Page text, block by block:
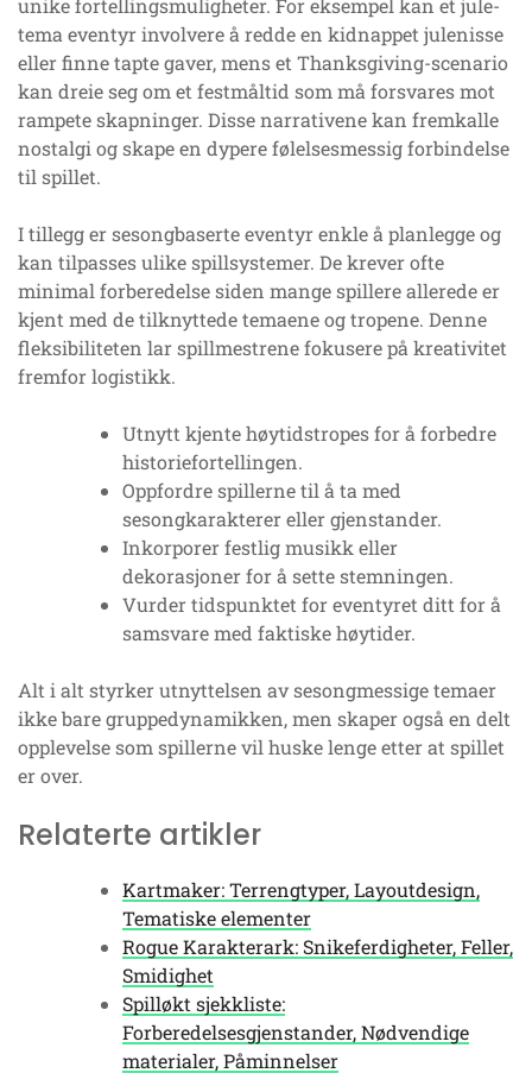
tema eventyr involvere å redde en kidnappet julenisse
eller finne tapte gaver, mens et Thanksgiving-scenario
kan dreie seg om et festmåltid som må forsvares mot
rampete skapninger. Disse narrativene kan fremkalle
nostalgi og skape en dypere følelsesmessig forbindelse
til spillet.
I tillegg er sesongbaserte eventyr enkle å planlegge og
kan tilpasses ulike spillsystemer. De krever ofte
minimal forberedelse siden mange spillere allerede er
kjent med de tilknyttede temaene og tropene. Denne
fleksibiliteten lar spillmestrene fokusere på kreativitet
fremfor logistikk.
Utnytt kjente høytidstropes for å forbedre
historiefortellingen.
Oppfordre spillerne til å ta med
sesongkarakterer eller gjenstander.
Inkorporer festlig musikk eller
dekorasjoner for å sette stemningen.
Vurder tidspunktet for eventyret ditt for å
samsvare med faktiske høytider.
Alt i alt styrker utnyttelsen av sesongmessige temaer
ikke bare gruppedynamikken, men skaper også en delt
opplevelse som spillerne vil huske lenge etter at spillet
er over.
Relaterte artikler
Kartmaker: Terrengtyper, Layoutdesign,
Tematiske elementer
Rogue Karakterark: Snikeferdigheter, Feller,
Smidighet
Spilløkt sjekkliste:
Forberedelsesgjenstander, Nødvendige
materialer, Påminnelser